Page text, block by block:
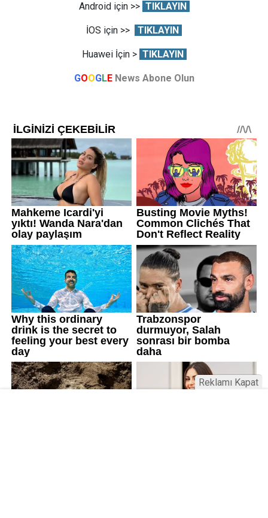
Android için >> TIKLAYIN
İOS için >> TIKLAYIN
Huawei İçin > TIKLAYIN
GOOGLE News Abone Olun
Reklamı Kapat